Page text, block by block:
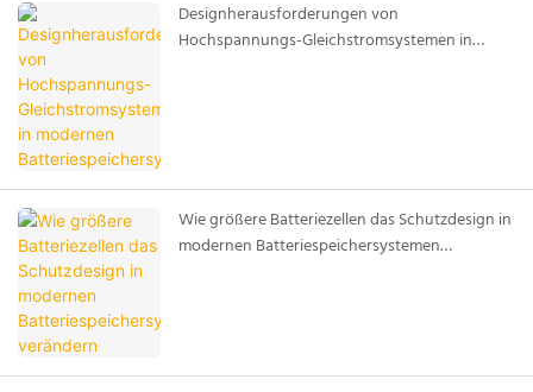
Designherausforderungen von
Hochspannungs-Gleichstromsystemen in
Wie größere Batteriezellen das Schutzdesign in
modernen Batteriespeichersystemen